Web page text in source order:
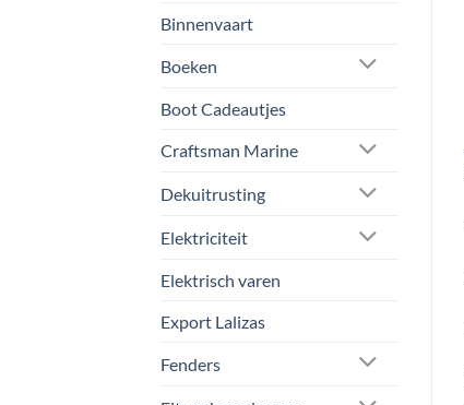
Binnenvaart
Boeken
Boot Cadeautjes
Craftsman Marine
Dekuitrusting
Elektriciteit
Elektrisch varen
Export Lalizas
Fenders